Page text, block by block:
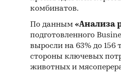
комбинатов.
По данным «Анализа
подготовленного
выросли на 63% до 156
стороны ключевых
животных и